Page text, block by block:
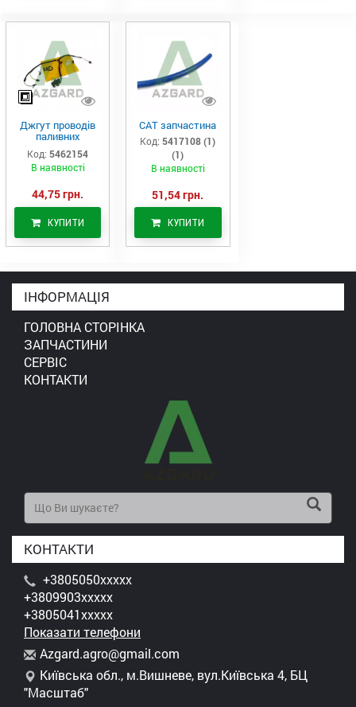
Джгут проводів
паливних
форсунок CAT
C7/C9 (546-2154)
Код: 5462154
В наявності
44,75 грн.
КУПИТИ
САТ запчастина
Код: 5417108 (1)
(1)
В наявності
51,54 грн.
КУПИТИ
ІНФОРМАЦІЯ
ГОЛОВНА СТОРІНКА
ЗАПЧАСТИНИ
СЕРВІС
КОНТАКТИ
КОНТАКТИ
+3805050xxxxx
+3809903xxxxx
+3805041xxxxx
Показати телефони
Azgard.agro@gmail.com
Київська обл., м.Вишневе, вул.Київська 4, БЦ
"Масштаб"